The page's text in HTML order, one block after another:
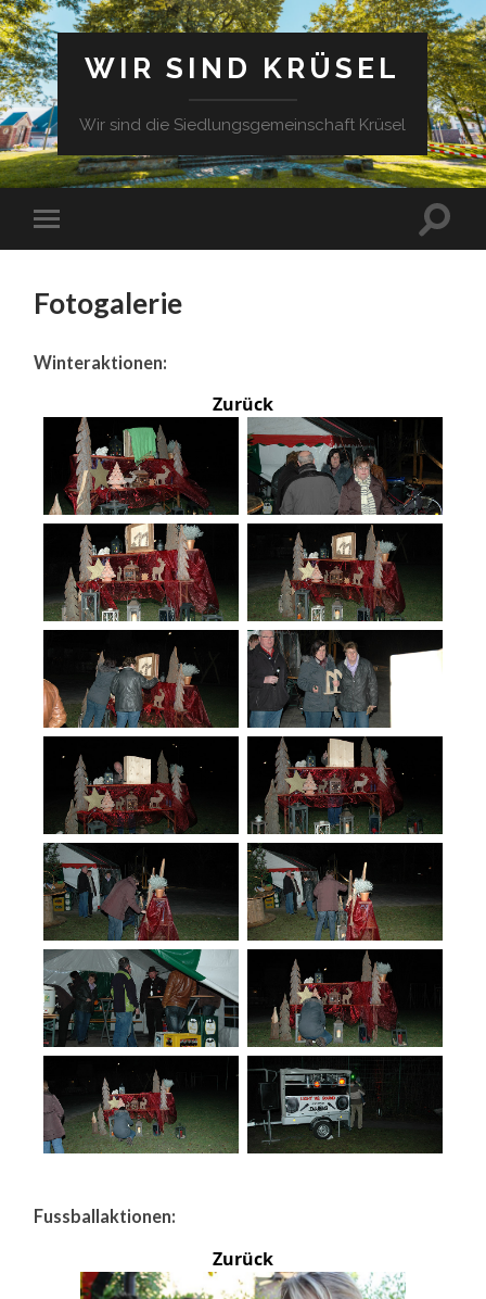
WIR SIND KRÜSEL
Wir sind die Siedlungsgemeinschaft Krüsel
Fotogalerie
Winteraktionen:
Zurück
Fussballaktionen:
Zurück